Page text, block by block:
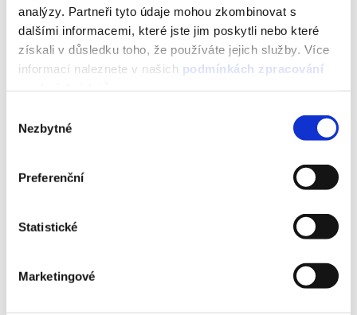
analýzy. Partneři tyto údaje mohou zkombinovat s
dalšími informacemi, které jste jim poskytli nebo které
získali v důsledku toho, že používáte jejich služby. Více
informací naleznete v našich podmínkách zpracování
souhlasu
Nezbytné
Preferenční
Statistické
Marketingové
Nová funkce v Emailu od
Seznamu: Přehled objednávek
obchod!